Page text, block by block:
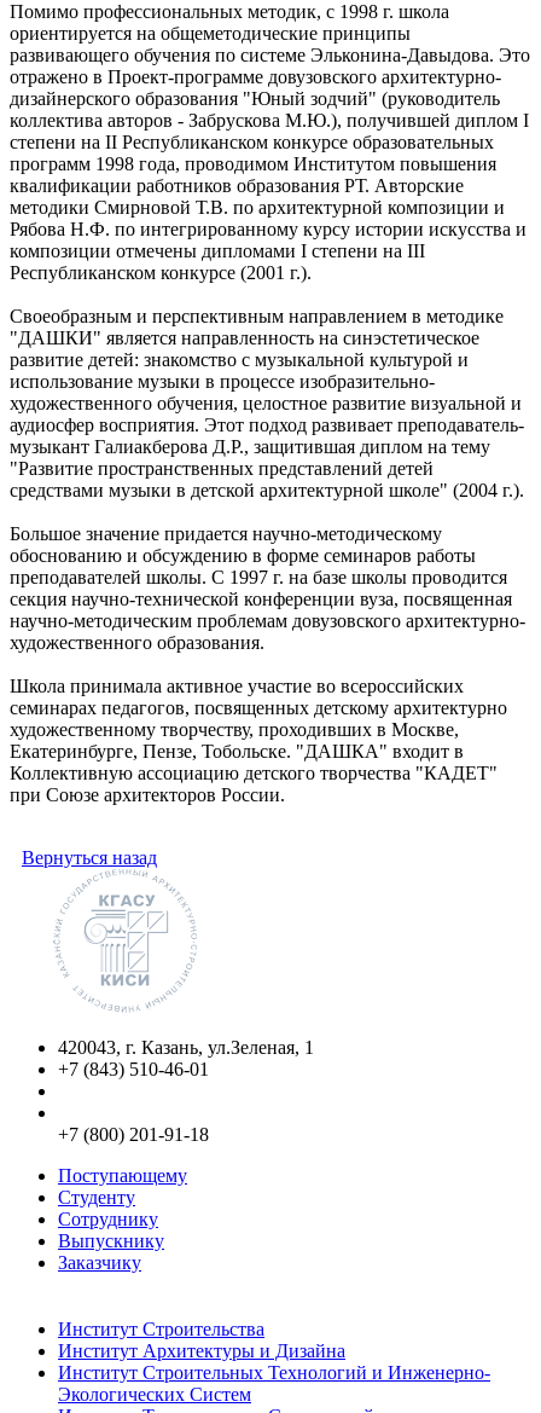
Помимо профессиональных методик, с 1998 г. школа
ориентируется на общеметодические принципы
развивающего обучения по системе Эльконина-Давыдова. Это
отражено в Проект-программе довузовского архитектурно-
дизайнерского образования "Юный зодчий" (руководитель
коллектива авторов - Забрускова М.Ю.), получившей диплом I
степени на II Республиканском конкурсе образовательных
программ 1998 года, проводимом Институтом повышения
квалификации работников образования РТ. Авторские
методики Смирновой Т.В. по архитектурной композиции и
Рябова Н.Ф. по интегрированному курсу истории искусства и
композиции отмечены дипломами I степени на III
Республиканском конкурсе (2001 г.).
Своеобразным и перспективным направлением в методике
"ДАШКИ" является направленность на синэстетическое
развитие детей: знакомство с музыкальной культурой и
использование музыки в процессе изобразительно-
художественного обучения, целостное развитие визуальной и
аудиосфер восприятия. Этот подход развивает преподаватель-
музыкант Галиакберова Д.Р., защитившая диплом на тему
"Развитие пространственных представлений детей
средствами музыки в детской архитектурной школе" (2004 г.).
Большое значение придается научно-методическому
обоснованию и обсуждению в форме семинаров работы
преподавателей школы. С 1997 г. на базе школы проводится
секция научно-технической конференции вуза, посвященная
научно-методическим проблемам довузовского архитектурно-
художественного образования.
Школа принимала активное участие во всероссийских
семинарах педагогов, посвященных детскому архитектурно
художественному творчеству, проходивших в Москве,
Екатеринбурге, Пензе, Тобольске. "ДАШКА" входит в
Коллективную ассоциацию детского творчества "КАДЕТ"
при Союзе архитекторов России.
Вернуться назад
420043, г. Казань, ул.Зеленая, 1
+7 (843) 510-46-01
+7 (800) 201-91-18
Поступающему
Студенту
Сотруднику
Выпускнику
Заказчику
Институт Строительства
Институт Архитектуры и Дизайна
Институт Строительных Технологий и Инженерно-
Экологических Систем